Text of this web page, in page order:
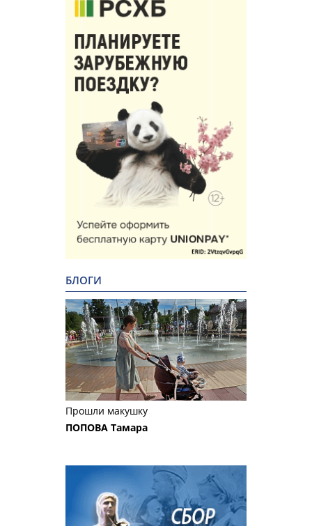
БЛОГИ
Прошли макушку
ПОПОВА Тамара